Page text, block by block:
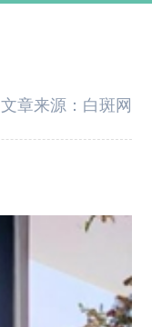
文章来源： 白斑网